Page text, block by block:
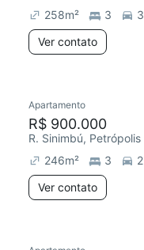
258m² 3
3
Ver contato
Apartamento
R$ 900.000
R. Sinimbú, Petrópolis
246m² 3
2
Ver contato